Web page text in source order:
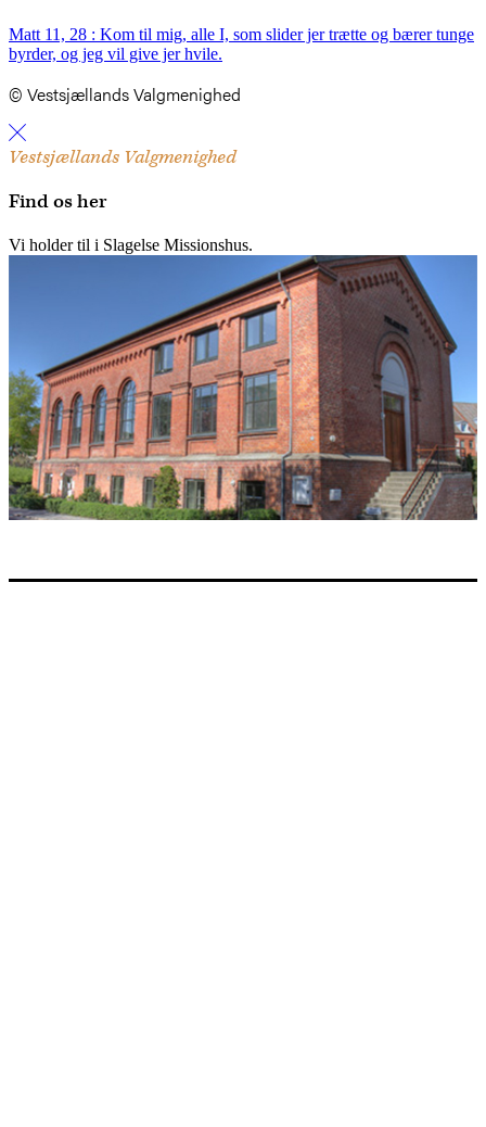
Matt 11, 28 : Kom til mig, alle I, som slider jer trætte og bærer tunge
byrder, og jeg vil give jer hvile.
© Vestsjællands Valgmenighed
Vestsjællands Valgmenighed
Find os her
Vi holder til i Slagelse Missionshus.